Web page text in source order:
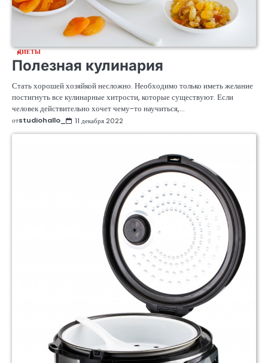
ДИЕТЫ
Полезная кулинария
Стать хорошей хозяйкой несложно. Необходимо только иметь желание
постигнуть все кулинарные хитрости, которые существуют. Если
человек действительно хочет чему-то научиться,…
отstudiohallo_ 11 декабря 2022